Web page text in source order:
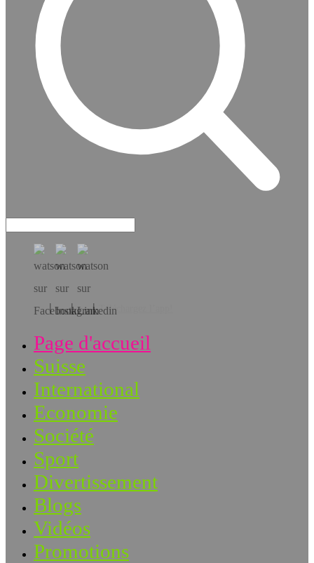
Téléchargez l’app!
Page d'accueil
Suisse
International
Economie
Société
Sport
Divertissement
Blogs
Vidéos
Promotions